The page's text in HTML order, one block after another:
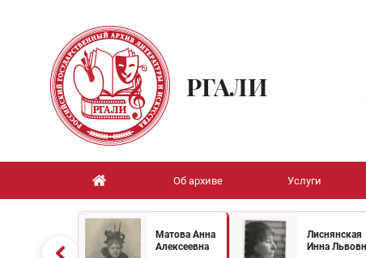
РГАЛИ
Об архиве Услуги
Матова Анна
Алексеевна
Лиснянская
Инна